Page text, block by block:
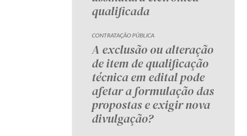
qualificada
CONTRATAÇÃO PÚBLICA
A exclusão ou alteração
de item de qualificação
técnica em edital pode
afetar a formulação das
propostas e exigir nova
divulgação?